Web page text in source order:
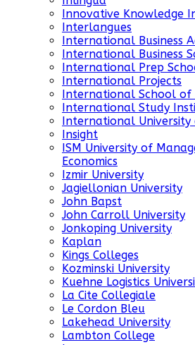
Innovative Knowledge
Interlangues
International Business
International Business
International Prep
International Projects
International School of
International Study
International University
Insight
ISM University of
Economics
Izmir University
Jagiellonian University
John Bapst
John Carroll University
Jonkoping University
Kaplan
Kings Colleges
Kozminski University
Kuehne Logistics
La Cite Collegiale
Le Cordon Bleu
Lakehead University
Lambton College